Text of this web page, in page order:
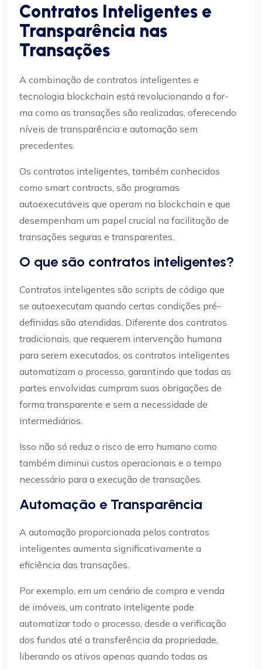
Contratos Inteligentes e
Transparência nas
Transações
A combinação de contratos inteligentes e
tecnologia blockchain está revolucionando a for-
ma como as transações são realizadas, oferecendo
níveis de transparência e automação sem
precedentes.
Os contratos inteligentes, também conhecidos
como smart contracts, são programas
autoexecutáveis que operam na blockchain e que
desempenham um papel crucial na facilitação de
transações seguras e transparentes.
O que são contratos inteligentes?
Contratos inteligentes são scripts de código que
se autoexecutam quando certas condições pré-
definidas são atendidas. Diferente dos contratos
tradicionais, que requerem intervenção humana
para serem executados, os contratos inteligentes
automatizam o processo, garantindo que todas as
partes envolvidas cumpram suas obrigações de
forma transparente e sem a necessidade de
intermediários.
Isso não só reduz o risco de erro humano como
também diminui custos operacionais e o tempo
necessário para a execução de transações.
Automação e Transparência
A automação proporcionada pelos contratos
inteligentes aumenta significativamente a
eficiência das transações.
Por exemplo, em um cenário de compra e venda
de imóveis, um contrato inteligente pode
automatizar todo o processo, desde a verificação
dos fundos até a transferência da propriedade,
liberando os ativos apenas quando todas as